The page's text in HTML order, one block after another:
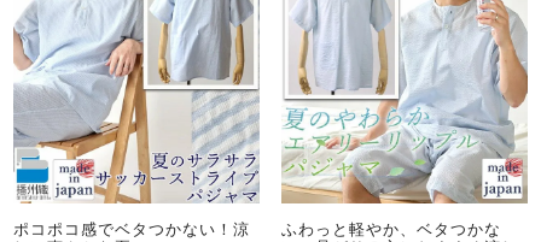
ポコポコ感でベタつかない！涼
ふわっと軽やか、ベタつかな